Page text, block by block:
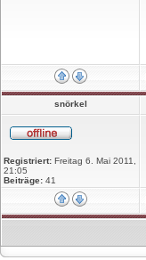
snörkel
Registriert: Freitag 6. Mai 2011,
21:05
Beiträge: 41